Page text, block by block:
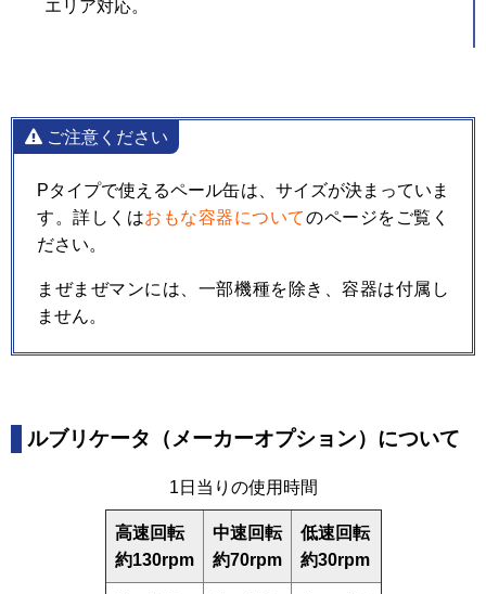
エリア対応。
ご注意ください
Pタイプで使えるペール缶は、サイズが決まっていま
す。詳しくはおもな容器についてのページをご覧く
ださい。
まぜまぜマンには、一部機種を除き、容器は付属し
ません。
ルブリケータ（メーカーオプション）について
1日当りの使用時間
高速回転
約130rpm
中速回転
約70rpm
低速回転
約30rpm